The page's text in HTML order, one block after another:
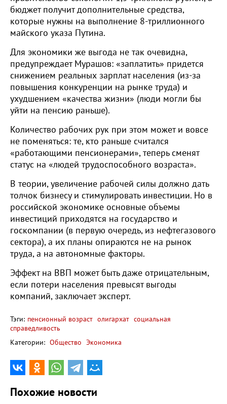
бюджет получит дополнительные средства,
которые нужны на выполнение 8-триллионного
майского указа Путина.
Для экономики же выгода не так очевидна,
предупреждает Мурашов: «заплатить» придется
снижением реальных зарплат населения (из-за
повышения конкуренции на рынке труда) и
ухудшением «качества жизни» (люди могли бы
уйти на пенсию раньше).
Количество рабочих рук при этом может и вовсе
не поменяться: те, кто раньше считался
«работающими пенсионерами», теперь сменят
статус на «людей трудоспособного возраста».
В теории, увеличение рабочей силы должно дать
толчок бизнесу и стимулировать инвестиции. Но в
российской экономике основные объемы
инвестиций приходятся на государство и
госкомпании (в первую очередь, из нефтегазового
сектора), а их планы опираются не на рынок
труда, а на автономные факторы.
Эффект на ВВП может быть даже отрицательным,
если потери населения превысят выгоды
компаний, заключает эксперт.
Тэги: пенсионный возраст олигархат социальная
справедливость
Категории: Общество Экономика
Похожие новости